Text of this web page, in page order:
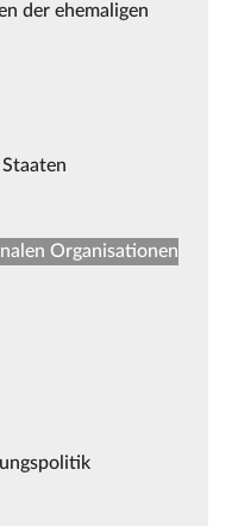
der ehemaligen
Organisationen